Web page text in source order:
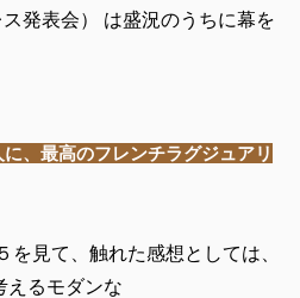
発表会） は盛況のうちに幕を
、最高のフレンチラグジュアリ
を見て、触れた感想としては、
えるモダンな